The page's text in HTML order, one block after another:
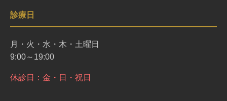
診療日
月・火・水・木・土曜日
9:00～19:00
休診日：金・日・祝日